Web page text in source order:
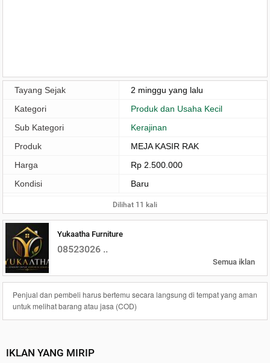
Tayang Sejak
2 minggu yang lalu
Kategori
Produk dan Usaha Kecil
Sub Kategori
Kerajinan
Produk
MEJA KASIR RAK
Harga
Rp 2.500.000
Kondisi
Baru
Dilihat 11 kali
Yukaatha Furniture
08523026 ..
Semua iklan
Penjual dan pembeli harus bertemu secara langsung di tempat yang aman
untuk melihat barang atau jasa (COD)
IKLAN YANG MIRIP